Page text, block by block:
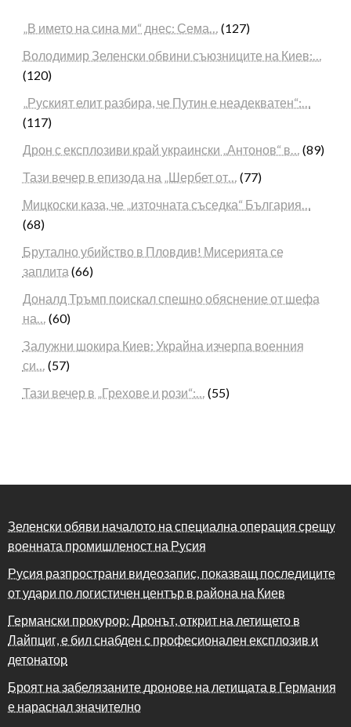
„В името на сина ми“ днес: Сема… (127)
Володимир Зеленски обвини съюзниците на Киев:…
(120)
„Руският елит разбира, че Путин е неадекватен“:…
(117)
Дрон с експлозиви край украински „Антонов“ в… (89)
Тази вечер в епизода на „Шербет от… (77)
Мицкоски каза, че „източната съседка“ България…
(68)
Брутално убийство в Пловдив! Мисерията се
заплита (66)
Доналд Тръмп поискал спешно обяснение от шефа
на… (60)
Залужни шокира Киев: Украйна изчерпа военния
си… (57)
Тази вечер в „Грехове и рози“:… (55)
Зеленски обяви началото на специална операция срещу
военната промишленост на Русия
Русия разпространи видеозапис, показващ последиците
от удари по логистичен център в района на Киев
Германски прокурор: Дронът, открит на летището в
Лайпциг, е бил снабден с професионален експлозив и
детонатор
Броят на забелязаните дронове на летищата в Германия
е нараснал значително